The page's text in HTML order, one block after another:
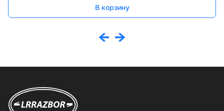
В корзину